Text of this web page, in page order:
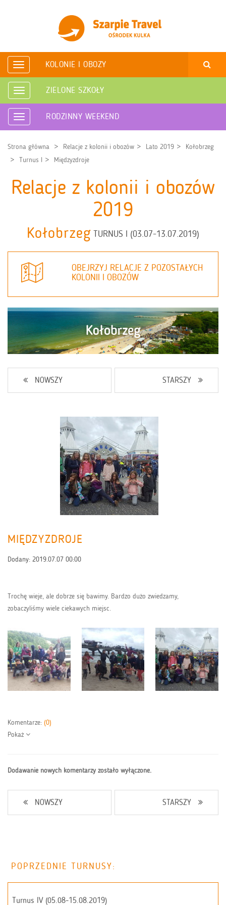
Rozwiń
nawigację
KOLONIE I OBOZY
Rozwiń
nawigację
ZIELONE SZKOŁY
Rozwiń
nawigację
RODZINNY WEEKEND
Strona główna Relacje z kolonii i obozów Lato 2019
Kołobrzeg
Turnus I
Międzyzdroje
Relacje z kolonii i obozów
2019
Kołobrzeg TURNUS I (03.07-13.07.2019)
OBEJRZYJ RELACJE Z POZOSTAŁYCH
KOLONII I OBOZÓW
NOWSZY STARSZY
MIĘDZYZDROJE
Dodany: 2019.07.07 00:00
Trochę wieje, ale dobrze się bawimy. Bardzo dużo zwiedzamy,
zobaczyliśmy wiele ciekawych miejsc.
Komentarze: (0)
Pokaż
Dodawanie nowych komentarzy zostało wyłączone.
NOWSZY STARSZY
POPRZEDNIE TURNUSY:
Turnus IV (05.08-15.08.2019)